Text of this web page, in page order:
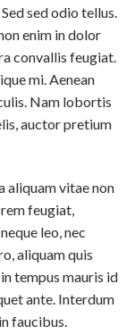
sed odio tellus.
enim in dolor
convallis feugiat.
mi. Aenean
Nam lobortis
auctor pretium
aliquam vitae non
feugiat,
leo, nec
aliquam quis
tempus mauris id
ante. Interdum
faucibus.